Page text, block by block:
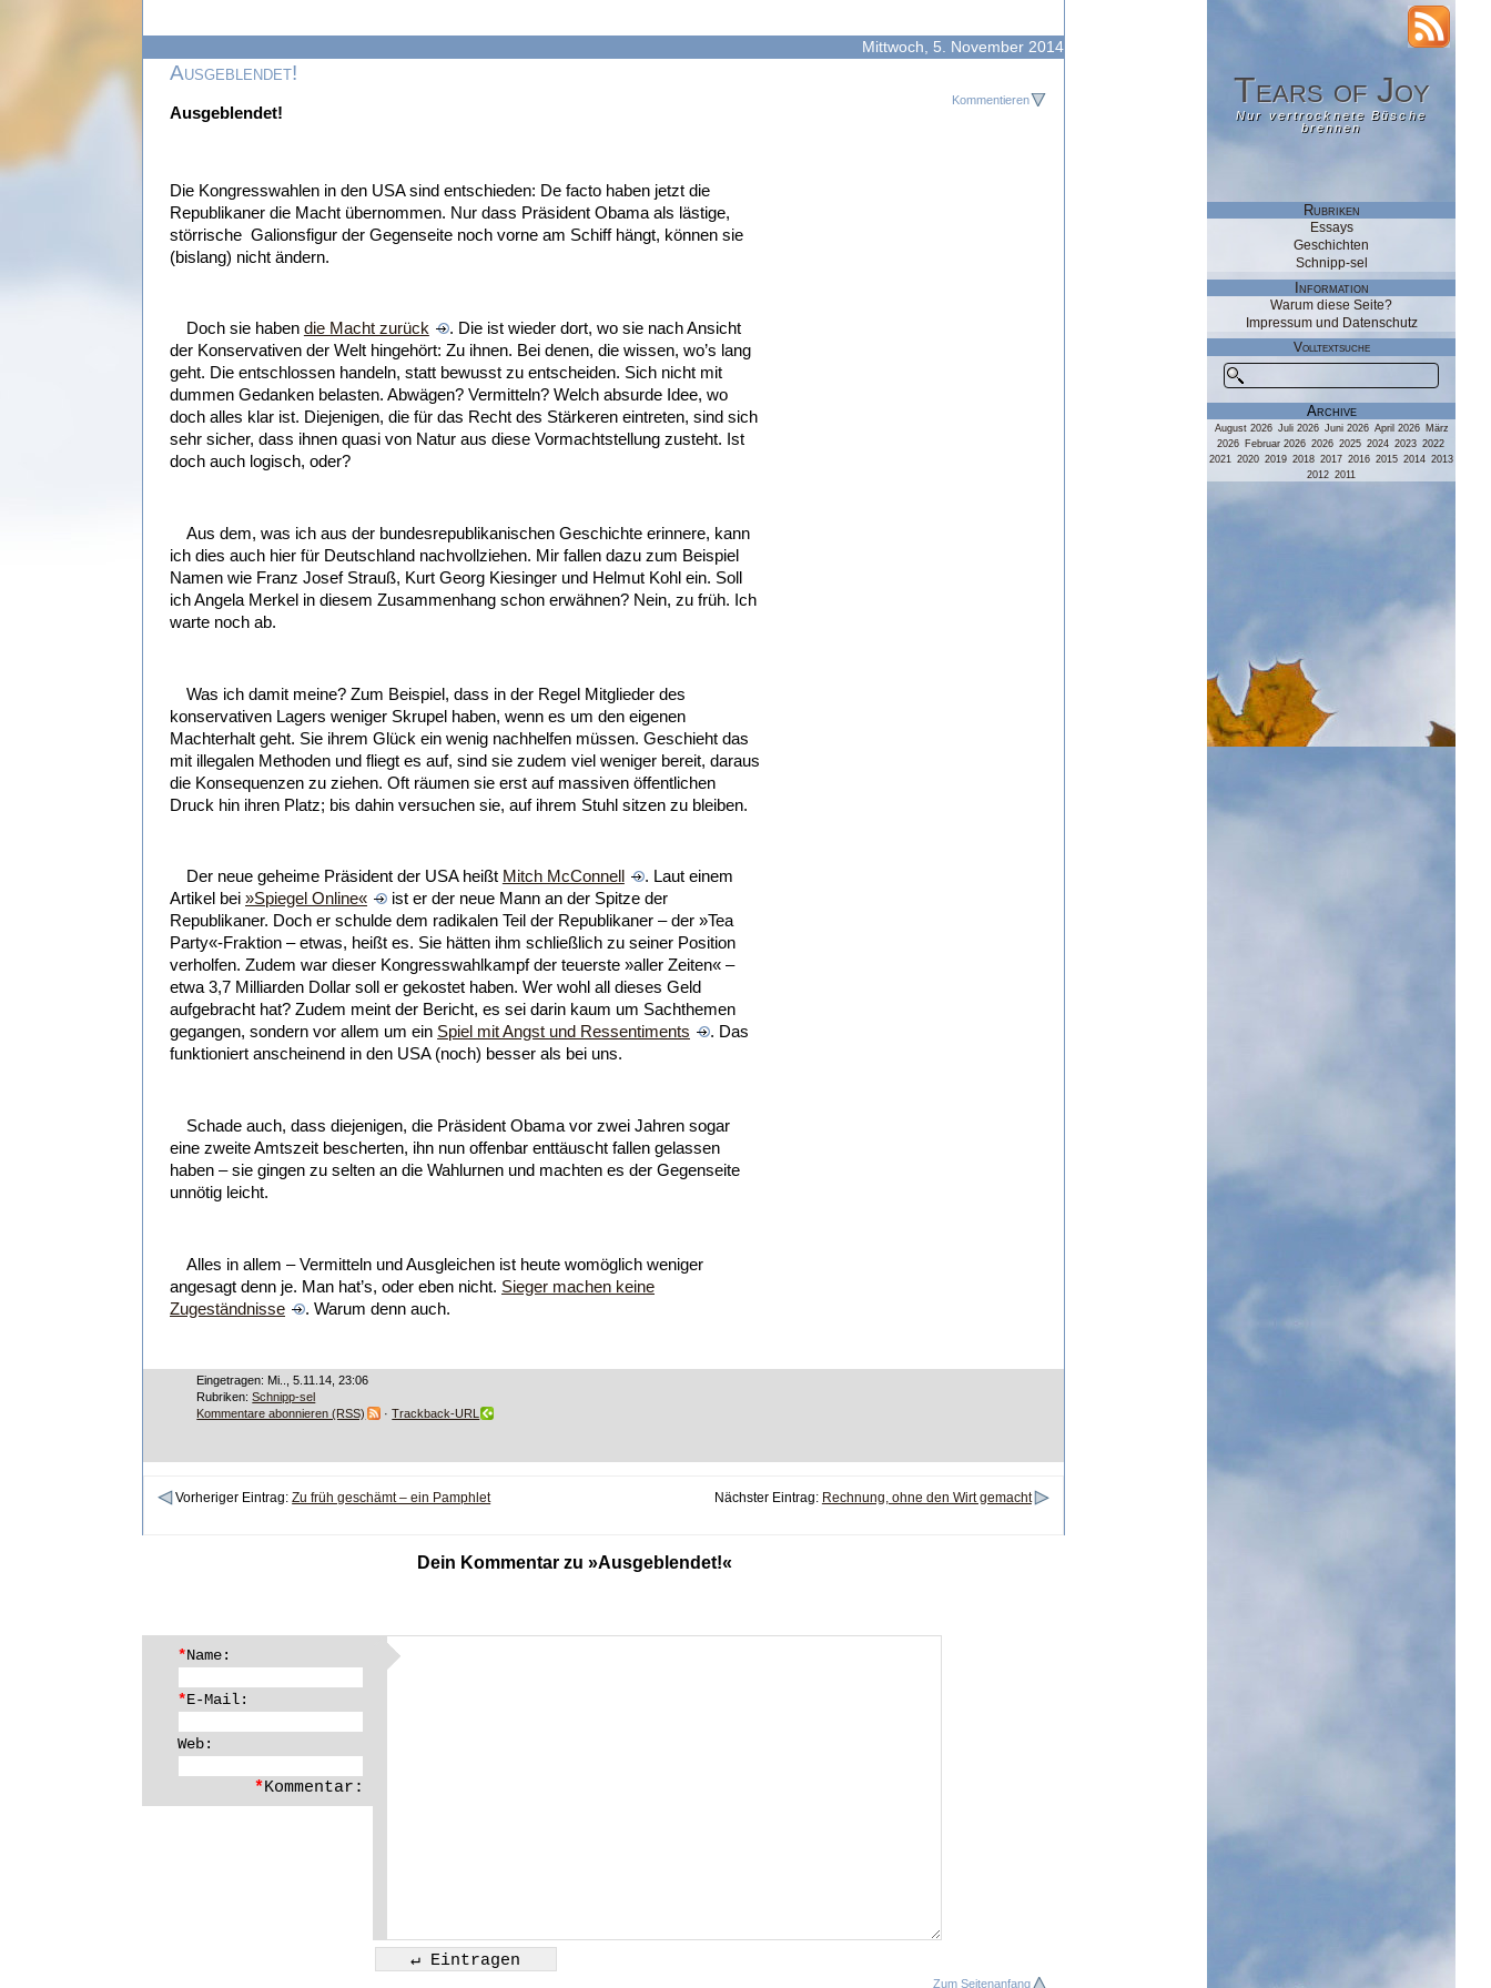
Tears of Joy
Nur vertrocknete Büsche
brennen
Mittwoch, 5. November 2014
Ausgeblendet!
Kommentieren
Ausgeblendet!
Die Kongresswahlen in den USA sind entschieden: De facto haben jetzt die
Republikaner die Macht übernommen. Nur dass Präsident Obama als lästige,
störrische Galionsfigur der Gegenseite noch vorne am Schiff hängt, können sie
(bislang) nicht ändern.
Doch sie haben die Macht zurück
. Die ist wieder dort, wo sie nach Ansicht
der Konservativen der Welt hingehört: Zu ihnen. Bei denen, die wissen, wo’s lang
geht. Die entschlossen handeln, statt bewusst zu entscheiden. Sich nicht mit
dummen Gedanken belasten. Abwägen? Vermitteln? Welch absurde Idee, wo
doch alles klar ist. Diejenigen, die für das Recht des Stärkeren eintreten, sind sich
sehr sicher, dass ihnen quasi von Natur aus diese Vormachtstellung zusteht. Ist
doch auch logisch, oder?
Aus dem, was ich aus der bundesrepublikanischen Geschichte erinnere, kann
ich dies auch hier für Deutschland nachvollziehen. Mir fallen dazu zum Beispiel
Namen wie Franz Josef Strauß, Kurt Georg Kiesinger und Helmut Kohl ein. Soll
ich Angela Merkel in diesem Zusammenhang schon erwähnen? Nein, zu früh. Ich
warte noch ab.
Was ich damit meine? Zum Beispiel, dass in der Regel Mitglieder des
konservativen Lagers weniger Skrupel haben, wenn es um den eigenen
Machterhalt geht. Sie ihrem Glück ein wenig nachhelfen müssen. Geschieht das
mit illegalen Methoden und fliegt es auf, sind sie zudem viel weniger bereit, daraus
die Konsequenzen zu ziehen. Oft räumen sie erst auf massiven öffentlichen
Druck hin ihren Platz; bis dahin versuchen sie, auf ihrem Stuhl sitzen zu bleiben.
Der neue geheime Präsident der USA heißt Mitch McConnell
. Laut einem
Artikel bei »Spiegel Online«
ist er der neue Mann an der Spitze der
Republikaner. Doch er schulde dem radikalen Teil der Republikaner – der »Tea
Party«-Fraktion – etwas, heißt es. Sie hätten ihm schließlich zu seiner Position
verholfen. Zudem war dieser Kongresswahlkampf der teuerste »aller Zeiten« –
etwa 3,7 Milliarden Dollar soll er gekostet haben. Wer wohl all dieses Geld
aufgebracht hat? Zudem meint der Bericht, es sei darin kaum um Sachthemen
gegangen, sondern vor allem um ein Spiel mit Angst und Ressentiments
. Das
funktioniert anscheinend in den USA (noch) besser als bei uns.
Schade auch, dass diejenigen, die Präsident Obama vor zwei Jahren sogar
eine zweite Amtszeit bescherten, ihn nun offenbar enttäuscht fallen gelassen
haben – sie gingen zu selten an die Wahlurnen und machten es der Gegenseite
unnötig leicht.
Alles in allem – Vermitteln und Ausgleichen ist heute womöglich weniger
angesagt denn je. Man hat’s, oder eben nicht. Sieger machen keine
Zugeständnisse
. Warum denn auch.
Eingetragen: Mi.., 5.11.14, 23:06
Rubriken:Schnipp-sel
Kommentare abonnieren (RSS)
·Trackback-URL
Vorheriger Eintrag:Zu früh geschämt – ein Pamphlet Nächster Eintrag: Rechnung, ohne den Wirt gemacht
Dein Kommentar zu »Ausgeblendet!«
*Name:
*E-Mail:
Web:
*Kommentar:
Zum Seitenanfang
Tears of Joy
Nur vertrocknete Büsche
brennen
Rubriken
Essays
Geschichten
Schnipp-sel
Information
Warum diese Seite?
Impressum und Datenschutz
Volltextsuche
Archive
August 2026 Juli 2026 Juni 2026 April 2026 März
2026 Februar 2026 2026 2025 2024 2023 2022
2021
2020 2019 2018 2017 2016 2015 2014 2013
2012 2011